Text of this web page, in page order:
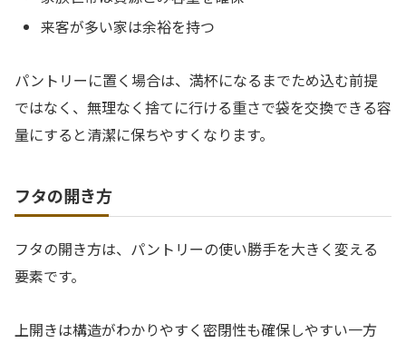
来客が多い家は余裕を持つ
パントリーに置く場合は、満杯になるまでため込む前提
ではなく、無理なく捨てに行ける重さで袋を交換できる容
量にすると清潔に保ちやすくなります。
フタの開き方
フタの開き方は、パントリーの使い勝手を大きく変える
要素です。
上開きは構造がわかりやすく密閉性も確保しやすい一方